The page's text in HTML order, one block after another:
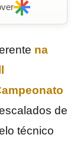
na
de
técnico